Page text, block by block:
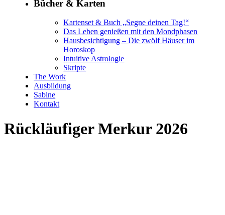
Bücher & Karten
Kartenset & Buch „Segne deinen Tag!“
Das Leben genießen mit den Mondphasen
Hausbesichtigung – Die zwölf Häuser im
Horoskop
Intuitive Astrologie
Skripte
The Work
Ausbildung
Sabine
Kontakt
Rückläufiger Merkur 2026